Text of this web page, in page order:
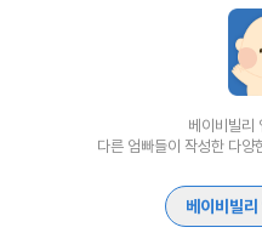
베이비빌리
다른 엄빠들이 작성한 다
베이비빌리